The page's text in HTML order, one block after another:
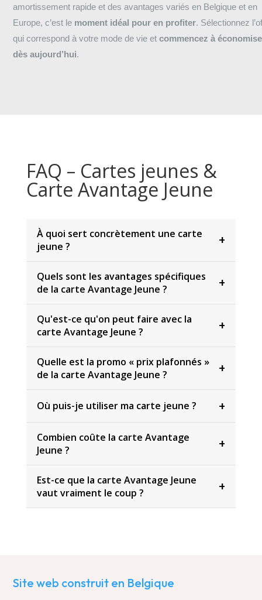
amortissement rapide et des avantages variés en Belgique et en
Europe, c’est le moment idéal pour en profiter. Sélectionnez
qui correspond à votre mode de vie etcommencez à
dès aujourd’hui.
FAQ – Cartes jeunes &
Carte Avantage Jeune
À quoi sert concrètement une carte
jeune ?
+
Quels sont les avantages spécifiques
de la carte Avantage Jeune ?
+
Qu'est-ce qu'on peut faire avec la
carte Avantage Jeune ?
+
Quelle est la promo « prix plafonnés »
de la carte Avantage Jeune ?
+
Où puis-je utiliser ma carte jeune ? +
Combien coûte la carte Avantage
Jeune ?
+
Est-ce que la carte Avantage Jeune
vaut vraiment le coup ?
+
Site web construit en Belgique